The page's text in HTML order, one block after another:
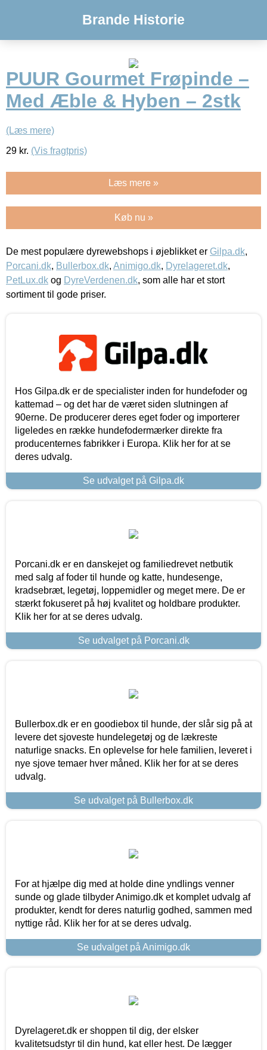
Brande Historie
PUUR Gourmet Frøpinde –
Med Æble & Hyben – 2stk
(Læs mere)
29 kr. (Vis fragtpris)
Læs mere »
Køb nu »
De mest populære dyrewebshops i øjeblikket er Gilpa.dk,
Porcani.dk, Bullerbox.dk, Animigo.dk, Dyrelageret.dk,
PetLux.dk og DyreVerdenen.dk, som alle har et stort
sortiment til gode priser.
Hos Gilpa.dk er de specialister inden for hundefoder og
kattemad – og det har de været siden slutningen af
90erne. De producerer deres eget foder og importerer
ligeledes en række hundefodermærker direkte fra
producenternes fabrikker i Europa. Klik her for at se
deres udvalg.
Se udvalget på Gilpa.dk
Porcani.dk er en danskejet og familiedrevet netbutik
med salg af foder til hunde og katte, hundesenge,
kradsebræt, legetøj, loppemidler og meget mere. De er
stærkt fokuseret på høj kvalitet og holdbare produkter.
Klik her for at se deres udvalg.
Se udvalget på Porcani.dk
Bullerbox.dk er en goodiebox til hunde, der slår sig på at
levere det sjoveste hundelegetøj og de lækreste
naturlige snacks. En oplevelse for hele familien, leveret i
nye sjove temaer hver måned. Klik her for at se deres
udvalg.
Se udvalget på Bullerbox.dk
For at hjælpe dig med at holde dine yndlings venner
sunde og glade tilbyder Animigo.dk et komplet udvalg af
produkter, kendt for deres naturlig godhed, sammen med
nyttige råd. Klik her for at se deres udvalg.
Se udvalget på Animigo.dk
Dyrelageret.dk er shoppen til dig, der elsker
kvalitetsudstyr til din hund, kat eller hest. De lægger